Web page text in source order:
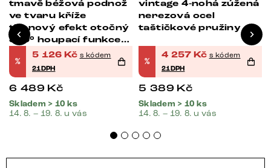
tmavě béžová podnož
ve tvaru kříže
titanový efekt otočný
360° houpací funkce
taštičkové pružiny
%
5 126 Kč s kódem
21DPH
6 489 Kč
Skladem > 10 ks
14. 8. – 19. 8. u vás
vintage 4-nohá zúžená
nerezová ocel
taštičkové pružiny
%
4 257 Kč s kódem
21DPH
5 389 Kč
Skladem > 10 ks
14. 8. – 19. 8. u vás